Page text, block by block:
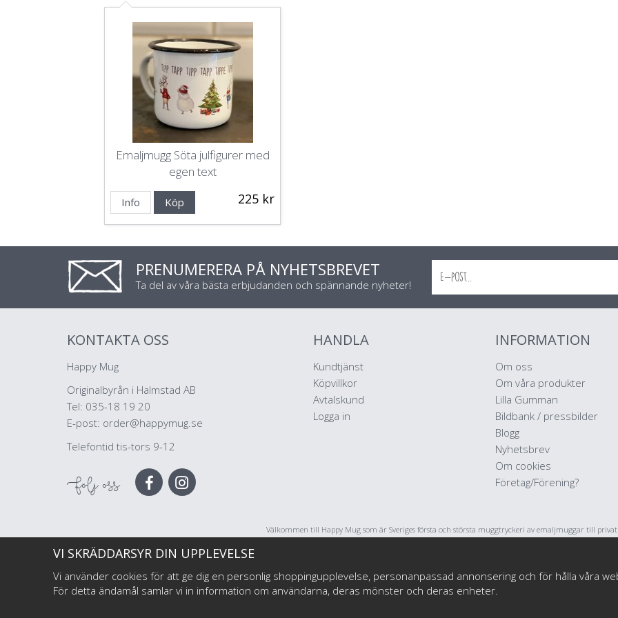
Emaljmugg Söta julfigurer med
egen text
225 kr
Info Köp
PRENUMERERA PÅ NYHETSBREVET
Ta del av våra bästa erbjudanden och spännande nyheter!
KONTAKTA OSS
Happy Mug
Originalbyrån i Halmstad AB
Tel: 035-18 19 20
E-post: order@happymug.se
Telefontid tis-tors 9-12
Följ oss
HANDLA
Kundtjänst
Köpvillkor
Avtalskund
Logga in
INFORMATION
Om oss
Om våra produkter
Lilla Gumman
Bildbank / pressbilder
Blogg
Nyhetsbrev
Om cookies
Företag/Förening?
Välkommen till Happy Mug som är Sveriges första och största muggtryckeri av emaljmuggar till
företag, illustratörer och konstnärer. Vi startade i maj 2017 har har sedan dess levererat emaljmuggar
VI SKRÄDDARSYR DIN UPPLEVELSE
Vi använder cookies för att ge dig en personlig shoppingupplevelse, personanpassad annonsering och för hålla våra
För detta ändamål samlar vi in information om användarna, deras mönster och deras enheter.